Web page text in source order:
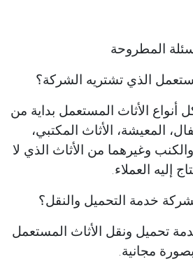
المطروحة
الذي تشتريه الشركة؟
أنواع الأثاث المستعمل بداية من
المعيشة، الأثاث المكتبي،
وغيرهما من الأثاث الذي لا
إليه العملاء.
خدمة التحميل والنقل؟
تحميل ونقل الأثاث المستعمل
بصورة مجانية.